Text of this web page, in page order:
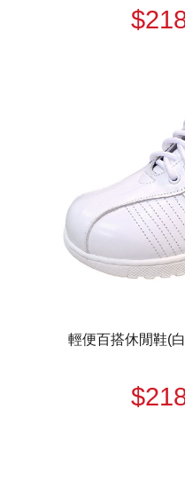
輕便百搭休閒鞋(